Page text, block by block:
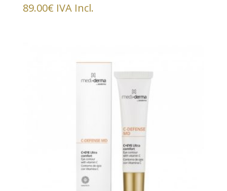
89.00€ IVA Incl.